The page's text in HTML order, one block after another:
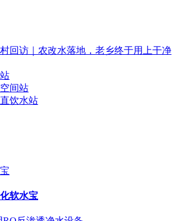
回访｜农改水落地，老乡终于用上干净
间站
饮水站
软水宝